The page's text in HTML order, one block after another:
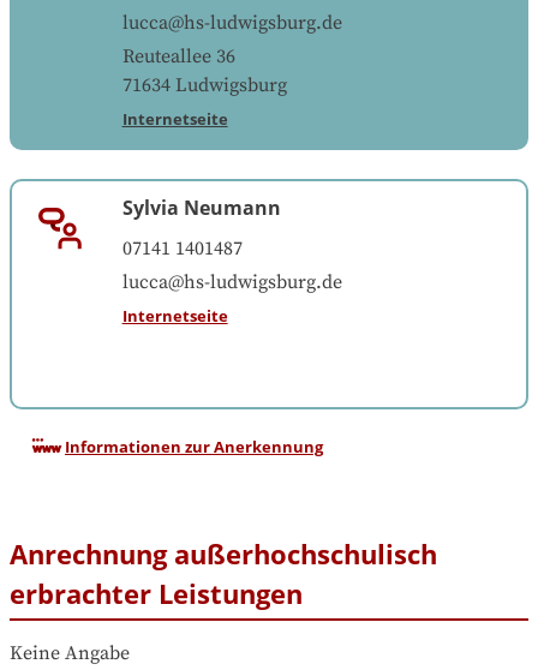
lucca@hs-ludwigsburg.de
Reuteallee 36
71634 Ludwigsburg
Internetseite
Sylvia Neumann
07141 1401487
lucca@hs-ludwigsburg.de
Internetseite
Informationen zur Anerkennung
Anrechnung außerhochschulisch
erbrachter Leistungen
Keine Angabe